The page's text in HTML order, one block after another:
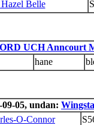
Belle
UCH Anncourt
hane
05, undan:
O-Connor